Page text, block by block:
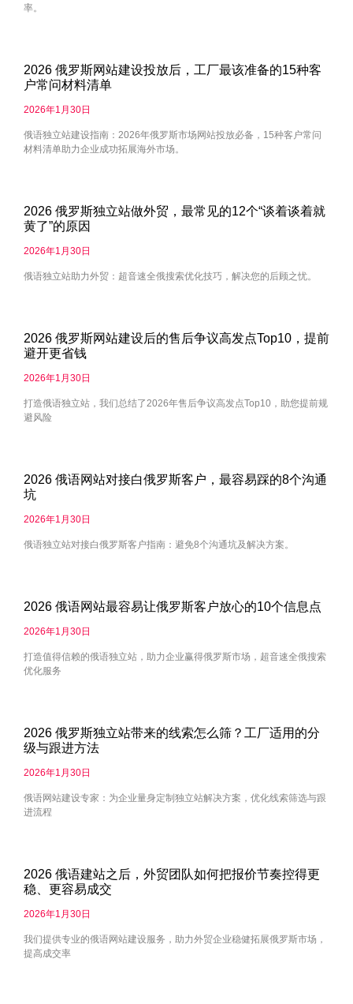
率。
2026 俄罗斯网站建设投放后，工厂最该准备的15种客
户常问材料清单
2026年1月30日
俄语独立站建设指南：2026年俄罗斯市场网站投放必备，15种客户常问
材料清单助力企业成功拓展海外市场。
2026 俄罗斯独立站做外贸，最常见的12个“谈着谈着就
黄了”的原因
2026年1月30日
俄语独立站助力外贸：超音速全俄搜索优化技巧，解决您的后顾之忧。
2026 俄罗斯网站建设后的售后争议高发点Top10，提前
避开更省钱
2026年1月30日
打造俄语独立站，我们总结了2026年售后争议高发点Top10，助您提前规
避风险
2026 俄语网站对接白俄罗斯客户，最容易踩的8个沟通
坑
2026年1月30日
俄语独立站对接白俄罗斯客户指南：避免8个沟通坑及解决方案。
2026 俄语网站最容易让俄罗斯客户放心的10个信息点
2026年1月30日
打造值得信赖的俄语独立站，助力企业赢得俄罗斯市场，超音速全俄搜索
优化服务
2026 俄罗斯独立站带来的线索怎么筛？工厂适用的分
级与跟进方法
2026年1月30日
俄语网站建设专家：为企业量身定制独立站解决方案，优化线索筛选与跟
进流程
2026 俄语建站之后，外贸团队如何把报价节奏控得更
稳、更容易成交
2026年1月30日
我们提供专业的俄语网站建设服务，助力外贸企业稳健拓展俄罗斯市场，
提高成交率